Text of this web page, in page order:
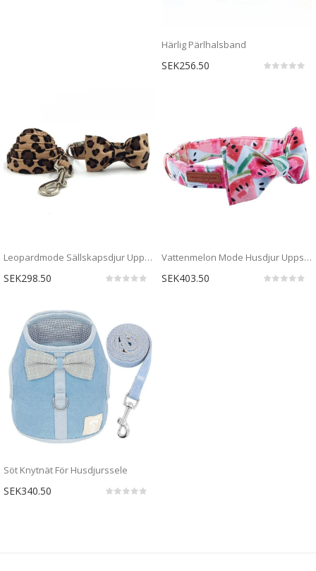
Härlig Pärlhalsband
SEK256.50
Leopardmode Sällskapsdjur Uppsättning Krage & Koppel
SEK298.50
Vattenmelon Mode Husdjur Uppsättning Krage & Koppel
SEK403.50
Söt Knytnät För Husdjurssele
SEK340.50